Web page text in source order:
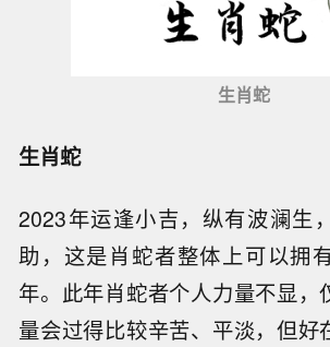
生肖蛇
生肖蛇
2023年运逢小吉，纵有波澜生
助，这是肖蛇者整体上可以拥
年。此年肖蛇者个人力量不显，
量会过得比较辛苦、平淡，但好